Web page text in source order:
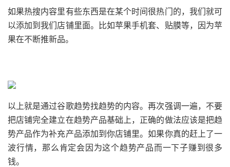
如果热搜内容里有些东西是在某个时间很热门的，我们就可
以添加到我们店铺里面。比如苹果手机套、贴膜等，因为苹
果在不断推新品。
以上就是通过谷歌趋势找趋势的内容。再次强调一遍，不要
把店铺完全建立在趋势产品基础上，正确的做法应该是把趋
势产品作为补充产品添加到你店铺里。如果你真的赶上了一
波行情，那么肯定会因为这个趋势产品而一下子赚到很多
钱。